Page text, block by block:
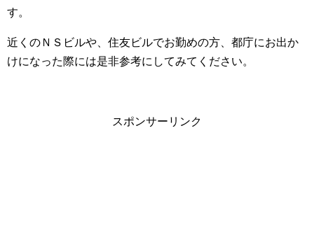
す。
近くのＮＳビルや、住友ビルでお勤めの方、都庁にお出か
けになった際には是非参考にしてみてください。
スポンサーリンク